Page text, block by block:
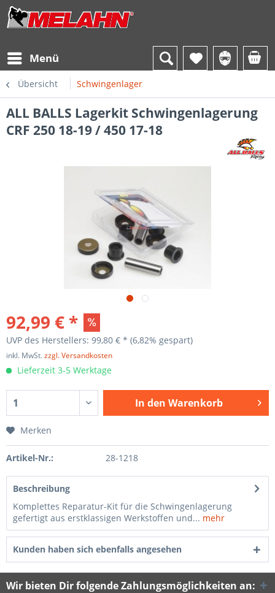
Menü
Übersicht Schwingenlager
ALL BALLS Lagerkit Schwingenlagerung
CRF 250 18-19 / 450 17-18
92,99 € *
UVP des Herstellers: 99,80 € * (6,82% gespart)
inkl. MwSt.zzgl. Versandkosten
Lieferzeit 3-5 Werktage
In den Warenkorb
Merken
Artikel-Nr.: 28-1218
Beschreibung
Komplettes Reparatur-Kit für die Schwingenlagerung
gefertigt aus erstklassigen Werkstoffen und... mehr
Kunden haben sich ebenfalls angesehen
Wir bieten Dir folgende Zahlungsmöglichkeiten an: